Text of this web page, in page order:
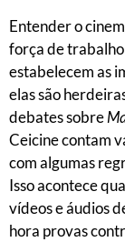
Entender o
força de
estabelecem as
elas são
debates sobre
Ceicine contam
com algumas
Isso acontece
vídeos e áudios
hora provas